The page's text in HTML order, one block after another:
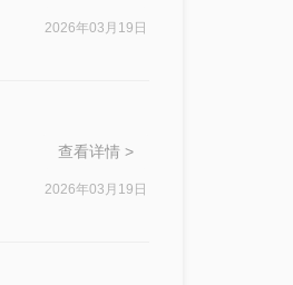
2026年03月19日
查看详情 >
2026年03月19日